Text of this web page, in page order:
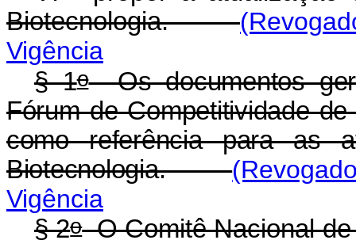
Biotecnologia.
Vigência
§ 1oOs documentos
Fórum de Competitividade
como referência para as
Biotecnologia.
Vigência
§ 2oO Comitê Nacional de